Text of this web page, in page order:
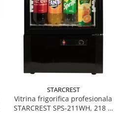
STARCREST
Vitrina frigorifica profesionala
STARCREST SPS-211WH, 218 L,